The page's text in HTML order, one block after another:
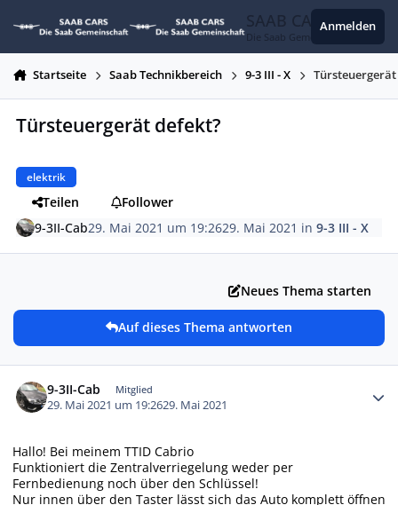
SAAB CARS
Die Saab Gemeinschaft
Anmelden
Startseite Saab Technikbereich 9-3 III - X
Türsteuergerät defekt?
elektrik
Teilen
Follower
9-3II-Cab29. Mai 2021 um 19:2629. Mai 2021 in9-3 III - X
Neues Thema starten
Auf dieses Thema antworten
9-3II-Cab Mitglied
29. Mai 2021 um 19:2629. Mai 2021
Hallo! Bei meinem TTID Cabrio
Funktioniert die Zentralverriegelung weder per
Fernbedienung noch über den Schlüssel!
Nur innen über den Taster lässt sich das Auto komplett öffnen